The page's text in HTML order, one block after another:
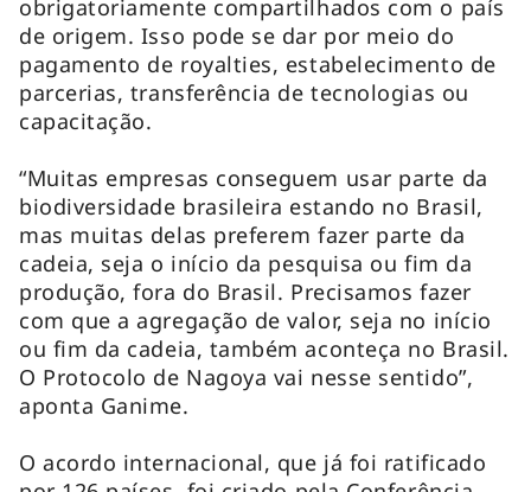
obrigatoriamente compartilhados com o país
de origem. Isso pode se dar por meio do
pagamento de royalties, estabelecimento de
parcerias, transferência de tecnologias ou
capacitação.
“Muitas empresas conseguem usar parte da
biodiversidade brasileira estando no Brasil,
mas muitas delas preferem fazer parte da
cadeia, seja o início da pesquisa ou fim da
produção, fora do Brasil. Precisamos fazer
com que a agregação de valor, seja no início
ou fim da cadeia, também aconteça no Brasil.
O Protocolo de Nagoya vai nesse sentido”,
aponta Ganime.
O acordo internacional, que já foi ratificado